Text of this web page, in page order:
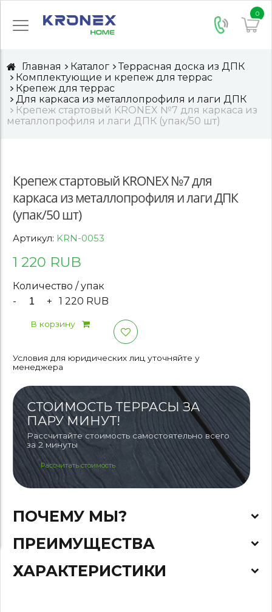
0
Главная Каталог
Террасная доска из ДПК
Комплектующие и крепеж для террас
Крепеж для террас
Для каркаса из металлопрофиля и лаги ДПК
Крепеж стартовый KRONEX №7 для каркаса из
металлопрофиля и лаги ДПК (упак/50 шт)
Крепеж стартовый KRONEX №7 для
каркаса из металлопрофиля и лаги ДПК
(упак/50 шт)
Артикул: KRN-0053
1 220 RUB
Количество / упак
-
+ 1 220 RUB
В корзину
Условия для юридических лиц уточняйте у
менеджера
СТОИМОСТЬ ТЕРРАСЫ ЗА
ПАРУ МИНУТ!
Рассчитайте стоимость самостоятельно всего
за 2 минуты
Рассчитать стоимость
ПОЧЕМУ МЫ?
ПРЕИМУЩЕСТВА
ХАРАКТЕРИСТИКИ